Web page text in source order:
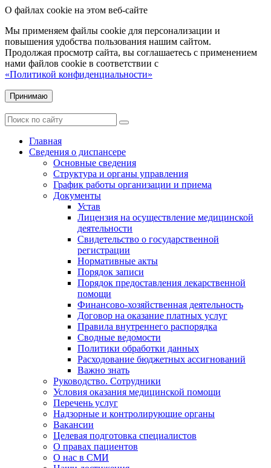
О файлах cookie на этом веб-сайте
Мы применяем файлы cookie для персонализации и
повышения удобства пользования нашим сайтом.
Продолжая просмотр сайта, вы соглашаетесь с применением
нами файлов cookie в соответствии с
«Политикой конфиденциальности»
Принимаю
Главная
Сведения о диспансере
Основные сведения
Структура и органы управления
График работы организации и приема
Документы
Устав
Лицензия на осуществление медицинской
деятельности
Свидетельство о государственной
регистрации
Нормативные акты
Порядок записи
Порядок предоставления лекарственной
помощи
Финансово-хозяйственная деятельность
Договор на оказание платных услуг
Правила внутреннего распорядка
Сводные ведомости
Политики обработки данных
Расходование бюджетных ассигнований
Важно знать
Руководство. Сотрудники
Условия оказания медицинской помощи
Перечень услуг
Надзорные и контролирующие органы
Вакансии
Целевая подготовка специалистов
О правах пациентов
О нас в СМИ